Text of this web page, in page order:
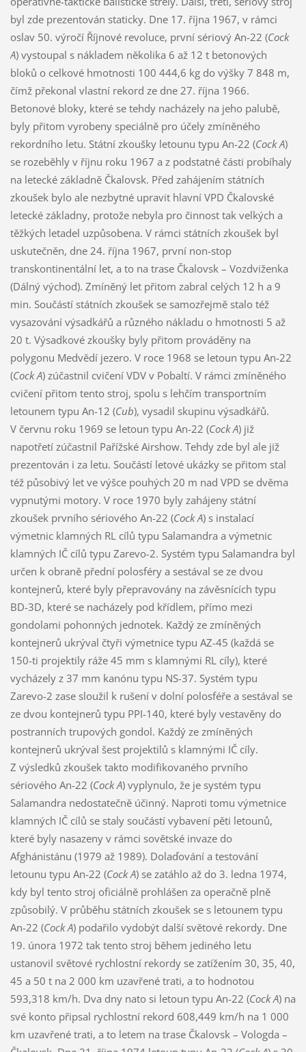
byl zde prezentován staticky. Dne 17. října 1967, v rámci
oslav 50. výročí Říjnové revoluce, první sériový An-22 (Cock
A) vystoupal s nákladem několika 6 až 12 t betonových
bloků o celkové hmotnosti 100 444,6 kg do výšky 7 848 m,
čímž překonal vlastní rekord ze dne 27. října 1966.
Betonové bloky, které se tehdy nacházely na jeho palubě,
byly přitom vyrobeny speciálně pro účely zmíněného
rekordního letu. Státní zkoušky letounu typu An-22 (Cock A)
se rozeběhly v říjnu roku 1967 a z podstatné části probíhaly
na letecké základně Čkalovsk. Před zahájením státních
zkoušek bylo ale nezbytné upravit hlavní VPD Čkalovské
letecké základny, protože nebyla pro činnost tak velkých a
těžkých letadel uzpůsobena. V rámci státních zkoušek byl
uskutečněn, dne 24. října 1967, první non-stop
transkontinentální let, a to na trase Čkalovsk – Vozdviženka
(Dálný východ). Zmíněný let přitom zabral celých 12 h a 9
min. Součástí státních zkoušek se samozřejmě stalo též
vysazování výsadkářů a různého nákladu o hmotnosti 5 až
20 t. Výsadkové zkoušky byly přitom prováděny na
polygonu Medvědí jezero. V roce 1968 se letoun typu An-22
(Cock A) zúčastnil cvičení VDV v Pobaltí. V rámci zmíněného
cvičení přitom tento stroj, spolu s lehčím transportním
letounem typu An-12 (Cub), vysadil skupinu výsadkářů.
V červnu roku 1969 se letoun typu An-22 (Cock A) již
napotřetí zúčastnil Pařížské Airshow. Tehdy zde byl ale již
prezentován i za letu. Součástí letové ukázky se přitom stal
též působivý let ve výšce pouhých 20 m nad VPD se dvěma
vypnutými motory. V roce 1970 byly zahájeny státní
zkoušek prvního sériového An-22 (Cock A) s instalací
výmetnic klamných RL cílů typu Salamandra a výmetnic
klamných IČ cílů typu Zarevo-2. Systém typu Salamandra byl
určen k obraně přední polosféry a sestával se ze dvou
kontejnerů, které byly přepravovány na závěsnících typu
BD-3D, které se nacházely pod křídlem, přímo mezi
gondolami pohonných jednotek. Každý ze zmíněných
kontejnerů ukrýval čtyři výmetnice typu AZ-45 (každá se
150-ti projektily ráže 45 mm s klamnými RL cíly), které
vycházely z 37 mm kanónu typu NS-37. Systém typu
Zarevo-2 zase sloužil k rušení v dolní polosféře a sestával se
ze dvou kontejnerů typu PPI-140, které byly vestavěny do
postranních trupových gondol. Každý ze zmíněných
kontejnerů ukrýval šest projektilů s klamnými IČ cíly.
Z výsledků zkoušek takto modifikovaného prvního
sériového An-22 (Cock A) vyplynulo, že je systém typu
Salamandra nedostatečně účinný. Naproti tomu výmetnice
klamných IČ cílů se staly součástí vybavení pěti letounů,
které byly nasazeny v rámci sovětské invaze do
Afghánistánu (1979 až 1989). Dolaďování a testování
letounu typu An-22 (Cock A) se zatáhlo až do 3. ledna 1974,
kdy byl tento stroj oficiálně prohlášen za operačně plně
způsobilý. V průběhu státních zkoušek se s letounem typu
An-22 (Cock A) podařilo vydobýt další světové rekordy. Dne
19. února 1972 tak tento stroj během jediného letu
ustanovil světové rychlostní rekordy se zatížením 30, 35, 40,
45 a 50 t na 2 000 km uzavřené trati, a to hodnotou
593,318 km/h. Dva dny nato si letoun typu An-22 (Cock A) na
své konto připsal rychlostní rekord 608,449 km/h na 1 000
km uzavřené trati, a to letem na trase Čkalovsk – Vologda –